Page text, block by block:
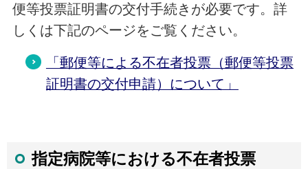
便等投票証明書の交付手続きが必要です。 詳
しくは下記のページをご覧ください。
「郵便等による不在者投票（郵便等投票
証明書の交付申請）について」
指定病院等における不在者投票